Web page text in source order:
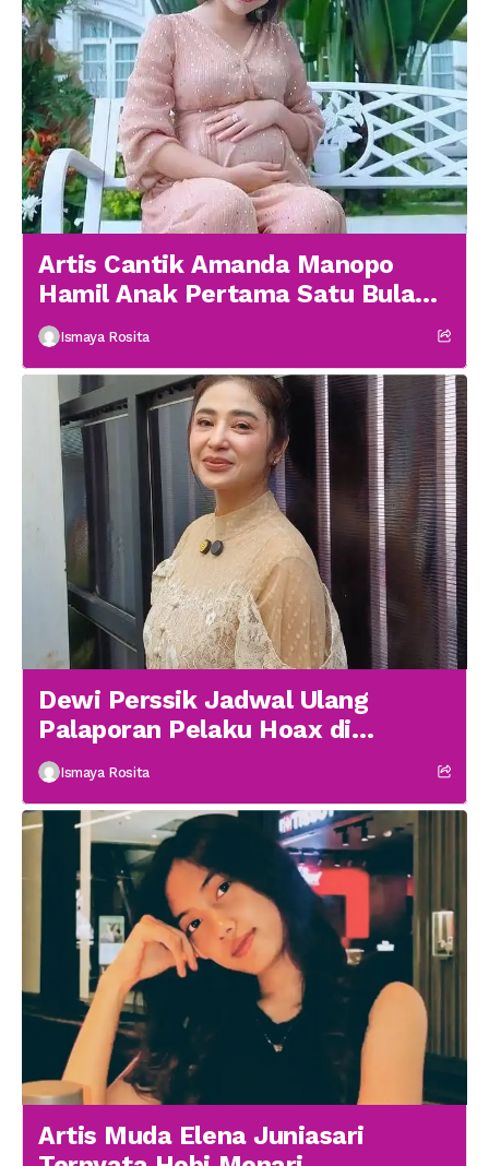
Artis Cantik Amanda Manopo
Hamil Anak Pertama Satu Bulan
menikah
Ismaya Rosita
Dewi Perssik Jadwal Ulang
Palaporan Pelaku Hoax di
Medsos
Ismaya Rosita
Artis Muda Elena Juniasari